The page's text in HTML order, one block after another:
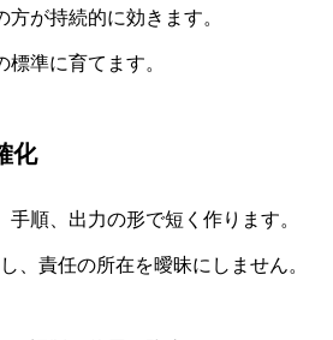
が持続的に効きます。
準に育てます。
化
順、出力の形で短く作ります。
、責任の所在を曖昧にしません。